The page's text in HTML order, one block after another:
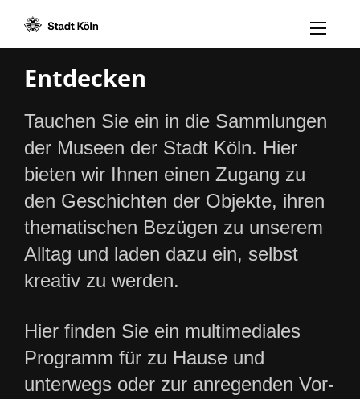
Menü
Entdecken
Tauchen Sie ein in die Sammlungen
der Museen der Stadt Köln. Hier
bieten wir Ihnen einen Zugang zu
den Geschichten der Objekte, ihren
thematischen Bezügen zu unserem
Alltag und laden dazu ein, selbst
kreativ zu werden.
Hier finden Sie ein multimediales
Programm für zu Hause und
unterwegs oder zur anregenden Vor-